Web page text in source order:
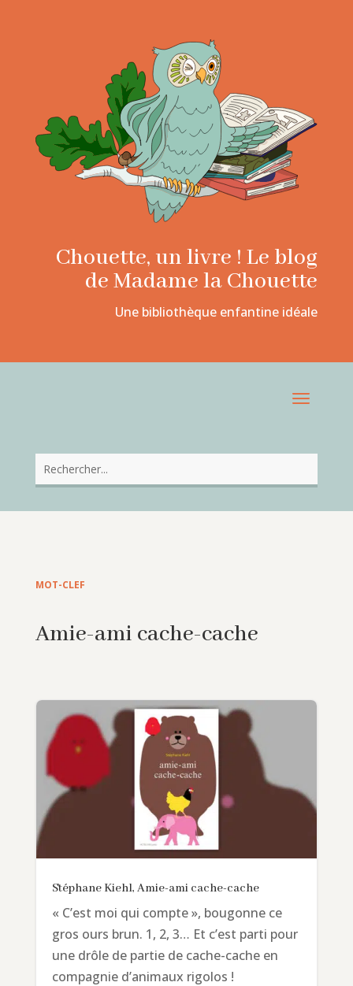
Chouette, un livre ! Le blog
de Madame la Chouette
Une bibliothèque enfantine idéale
MOT-CLEF
Amie-ami cache-cache
Stéphane Kiehl, Amie-ami cache-cache
« C’est moi qui compte », bougonne ce
gros ours brun. 1, 2, 3… Et c’est parti pour
une drôle de partie de cache-cache en
compagnie d’animaux rigolos !